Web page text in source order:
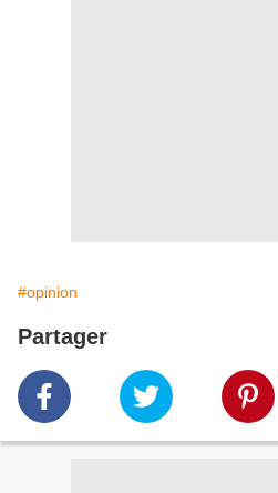
#opinion
Partager